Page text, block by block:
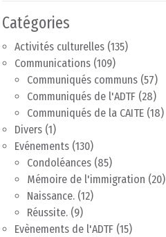
Catégories
Activités culturelles (135)
Communications (109)
Communiqués communs (57)
Communiqués de l'ADTF (28)
Communiqués de la CAITE (18)
Divers (1)
Evénements (130)
Condoléances (85)
Mémoire de l'immigration (20)
Naissance. (12)
Réussite. (9)
Evènements de l'ADTF (15)